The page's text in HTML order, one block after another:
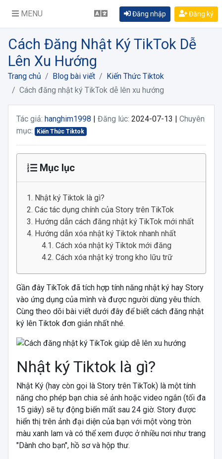
MENU Đăng nhập Đăng ký
Cách Đăng Nhật Ký TikTok Dễ
Lên Xu Hướng
Trang chủ Blog bài viết
Kiến Thức Tiktok
Cách đăng nhật ký TikTok dễ lên xu hướng
Tác giả: hanghim1998 | Đăng lúc: 2024-07-13 | Chuyên
mục:
Kiến Thức Tiktok
Mục lục
Nhật ký Tiktok là gì?
Các tác dụng chính của Story trên TikTok
Hướng dẫn cách đăng nhật ký TikTok mới nhất
Hướng dẫn xóa nhật ký Tiktok nhanh nhất
Cách xóa nhật ký Tiktok mới đăng
Cách xóa nhật ký trong kho lữu trữ
Gần đây TikTok đã tích hợp tính năng nhật ký hay Story
vào ứng dụng của mình và được người dùng yêu thích.
Cùng theo dõi bài viết dưới đây để biết cách đăng nhật
ký lên Tiktok đơn giản nhất nhé.
Nhật ký Tiktok là gì?
Nhật Ký (hay còn gọi là Story trên TikTok) là một tính
năng cho phép bạn chia sẻ ảnh hoặc video ngắn (tối đa
15 giây) sẽ tự động biến mất sau 24 giờ. Story được
hiển thị trên ảnh đại diện của bạn với một vòng tròn
màu xanh lam và có thể xem được ở nhiều nơi như trang
"Dành cho bạn", hồ sơ và hộp thư.